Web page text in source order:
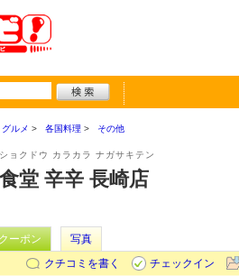
グルメ 各国料理 その他
ョクドウ カラカラ ナガサキテン
堂 辛辛 長崎店
ーポン
写真
クチコミを書く
チェックイン